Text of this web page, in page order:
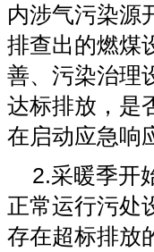
内涉气污染源
排查出的燃煤
善、污染治理
达标排放，是
在启动应急响
2.采暖季开
正常运行污处
存在超标排放